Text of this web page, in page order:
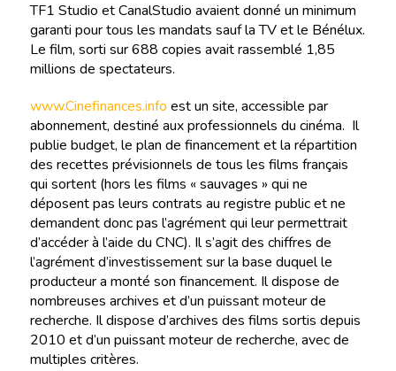
TF1 Studio et CanalStudio avaient donné un minimum
garanti pour tous les mandats sauf la TV et le Bénélux.
Le film, sorti sur 688 copies avait rassemblé 1,85
millions de spectateurs.
www.Cinefinances.info est un site, accessible par
abonnement, destiné aux professionnels du cinéma. Il
publie budget, le plan de financement et la répartition
des recettes prévisionnels de tous les films français
qui sortent (hors les films « sauvages » qui ne
déposent pas leurs contrats au registre public et ne
demandent donc pas l’agrément qui leur permettrait
d’accéder à l’aide du CNC). Il s’agit des chiffres de
l’agrément d’investissement sur la base duquel le
producteur a monté son financement. Il dispose de
nombreuses archives et d’un puissant moteur de
recherche. Il dispose d’archives des films sortis depuis
2010 et d’un puissant moteur de recherche, avec de
multiples critères.